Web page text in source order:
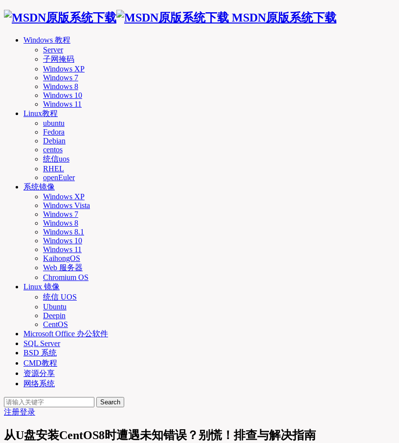
MSDN原版系统下载
Windows 教程
Server
子网掩码
Windows XP
Windows 7
Windows 8
Windows 10
Windows 11
Linux教程
ubuntu
Fedora
Debian
centos
统信uos
RHEL
openEuler
系统镜像
Windows XP
Windows Vista
Windows 7
Windows 8
Windows 8.1
Windows 10
Windows 11
KaihongOS
Web 服务器
Chromium OS
Linux 镜像
统信 UOS
Ubuntu
Deepin
CentOS
Microsoft Office 办公软件
SQL Server
BSD 系统
CMD教程
资源分享
网络系统
Search
注册登录
从U盘安装CentOS8时遭遇未知错误？别慌！排查与解决指南